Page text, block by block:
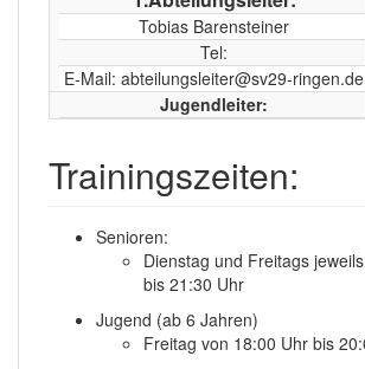
Tobias Barensteiner
Tel:
E-Mail: abteilungsleiter@sv29-ringen.de
Jugendleiter:
Trainingszeiten:
Senioren:
Dienstag und Freitags
bis 21:30 Uhr
Jugend (ab 6 Jahren)
Freitag von 18:00 Uhr bis